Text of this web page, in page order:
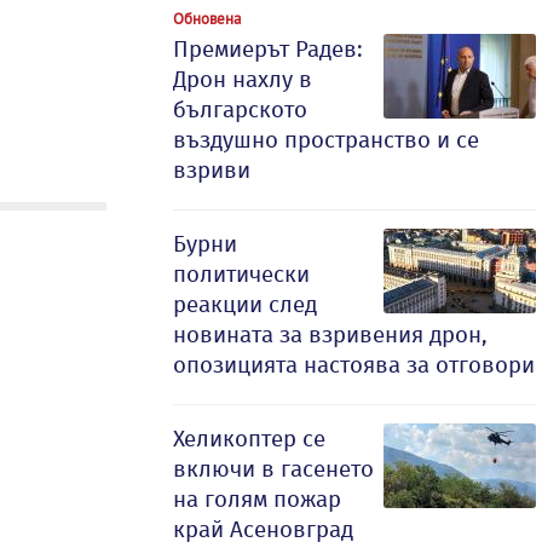
Обновена
Премиерът Радев:
Дрон нахлу в
българското
въздушно пространство и се
взриви
Бурни
политически
реакции след
новината за взривения дрон,
опозицията настоява за отговори
Хеликоптер се
включи в гасенето
на голям пожар
край Асеновград